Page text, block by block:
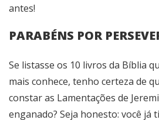
antes!
PARABÉNS POR
Se listasse os 10 livros da Bíblia
mais conhece, tenho certeza de
constar as Lamentações de
enganado? Seja honesto: você já